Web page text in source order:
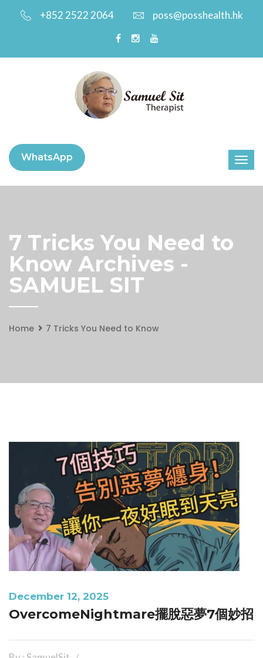
+852 2522 2064 poss@posshealth.hk
WhatsApp
7 Tricks You Need to
Know Archives -
SAMUEL SIT
Home 7 Tricks You Need to Know
December 12, 2025
OvercomeNightmare擺脫惡夢7個妙招